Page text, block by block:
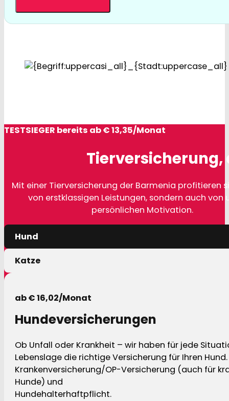
TESTSIEGER bereits ab € 13,35/Monat
Tierversicherung,
Mit einer Tierversicherung der Barmenia profitieren
von erstklassigen Leistungen, sondern auch von
persönlichen Motivation.
Hund
Katze
ab € 16,02/Monat
Hundeversicherungen
Ob Unfall oder Krankheit – wir haben für jede
Lebenslage die richtige Versicherung für Ihren Hund.
Krankenversicherung/OP-Versicherung (auch für
Hunde) und
Hundehalterhaftpflicht.